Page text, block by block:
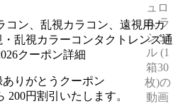
コン、乱視カラコン、遠視用カ
乱視カラーコンタクトレンズ通
クーポン詳細
りがとうクーポン
200円割引 いたします。